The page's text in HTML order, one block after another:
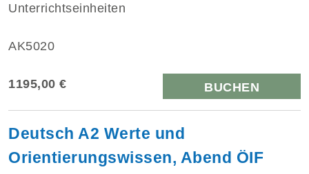
Unterrichtseinheiten
AK5020
1195,00 € BUCHEN
Deutsch A2 Werte und
Orientierungswissen, Abend ÖIF